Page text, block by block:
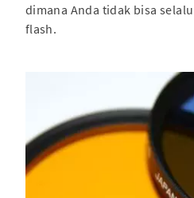
dimana Anda tidak bisa
flash.